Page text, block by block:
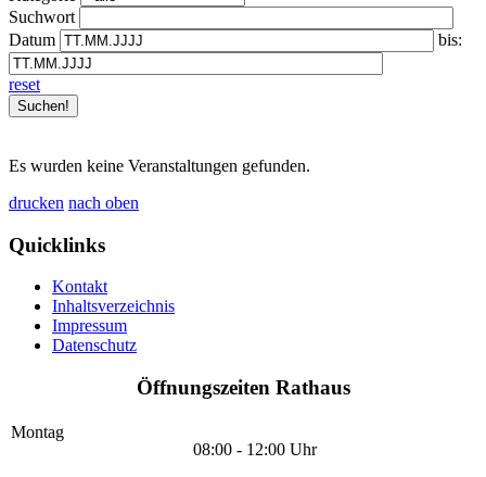
Suchwort
Datum
bis:
reset
Es wurden keine Veranstaltungen gefunden.
drucken nach oben
Quicklinks
Kontakt
Inhaltsverzeichnis
Impressum
Datenschutz
Öffnungszeiten Rathaus
Montag
08:00 - 12:00 Uhr